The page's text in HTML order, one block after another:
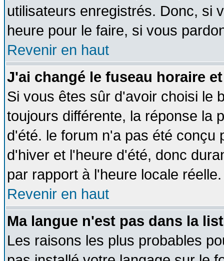
utilisateurs enregistrés. Donc, si
heure pour le faire, si vous
Revenir en haut
J'ai changé le fuseau horaire
Si vous êtes sûr d'avoir choisi le
toujours différente, la réponse la
d'été. le forum n'a pas été conçu
d'hiver et l'heure d'été, donc
par rapport à l'heure locale réelle.
Revenir en haut
Ma langue n'est pas dans la
Les raisons les plus probables